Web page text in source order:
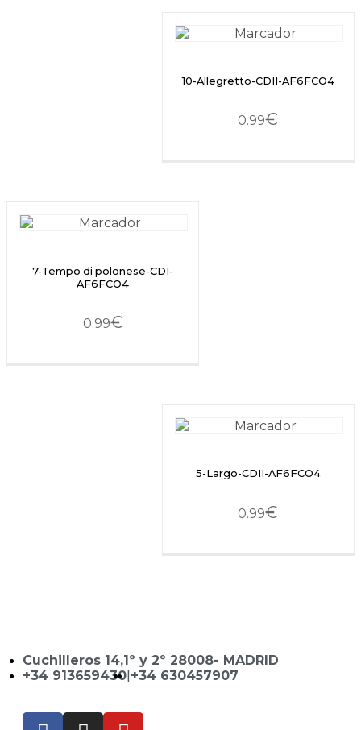
10-Allegretto-CDII-AF6FCO4
0.99€
7-Tempo di polonese-CDI-
AF6FCO4
0.99€
5-Largo-CDII-AF6FCO4
0.99€
Cuchilleros 14,1º y 2º 28008- MADRID
+34 913659430|+34 630457907